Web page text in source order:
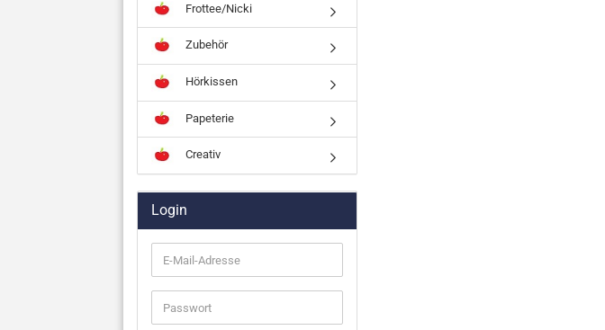
Frottee/Nicki
Zubehör
Hörkissen
Papeterie
Creativ
Login
E-
Mail-
Adresse
Passwort